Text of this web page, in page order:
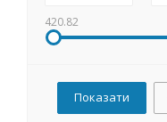
420.82